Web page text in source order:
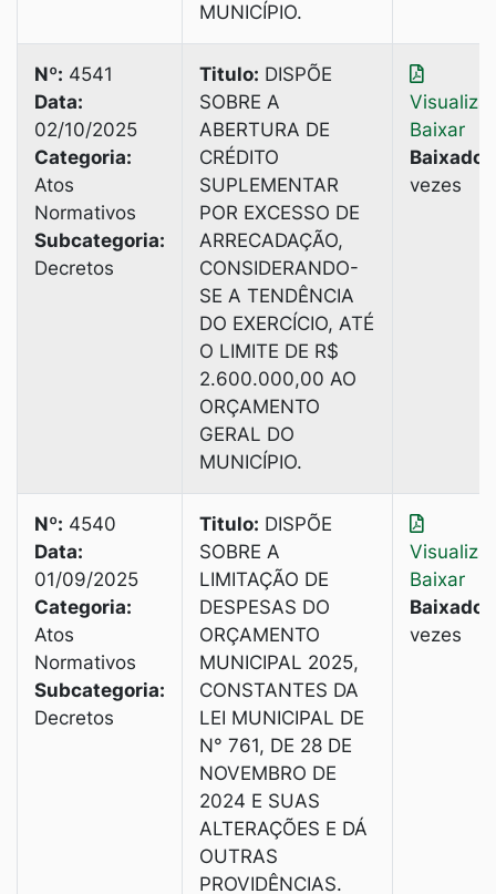
MUNICÍPIO.
Nº: 4541
Data:
02/10/2025
Categoria:
Atos
Normativos
Subcategoria:
Decretos
Titulo: DISPÕE
SOBRE A
ABERTURA DE
CRÉDITO
SUPLEMENTAR
POR EXCESSO DE
ARRECADAÇÃO,
CONSIDERANDO-
SE A TENDÊNCIA
DO EXERCÍCIO, ATÉ
O LIMITE DE R$
2.600.000,00 AO
ORÇAMENTO
GERAL DO
MUNICÍPIO.
Baixar
Baixado:
vezes
Nº: 4540
Data:
01/09/2025
Categoria:
Atos
Normativos
Subcategoria:
Decretos
Titulo: DISPÕE
SOBRE A
LIMITAÇÃO DE
DESPESAS DO
ORÇAMENTO
MUNICIPAL 2025,
CONSTANTES DA
LEI MUNICIPAL DE
N° 761, DE 28 DE
NOVEMBRO DE
2024 E SUAS
ALTERAÇÕES E DÁ
OUTRAS
PROVIDÊNCIAS.
Baixar
Baixado:
vezes